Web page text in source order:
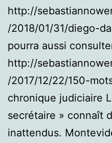
http://
/2018/01/31/diego-
pourra aussi
http://
/2017/12/22/150-
chronique judiciaire
secrétaire » connaît
inattendus.